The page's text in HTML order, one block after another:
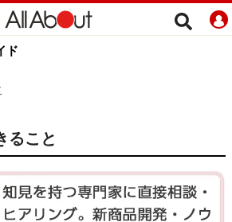
ド
ること